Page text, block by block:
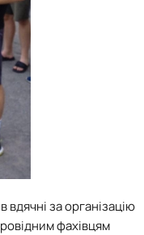
вдячні за організацію
фахівцям